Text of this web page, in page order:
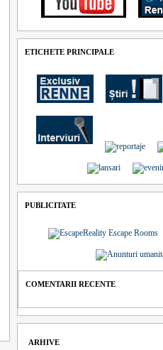
ETICHETE PRINCIPALE
PUBLICITATE
COMENTARII RECENTE
ARHIVE